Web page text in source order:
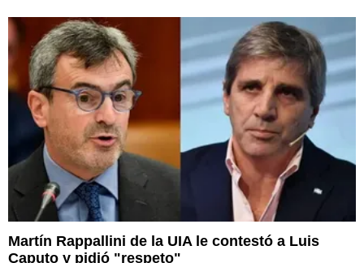
Martín Rappallini de la UIA le contestó a Luis
Caputo y pidió "respeto"